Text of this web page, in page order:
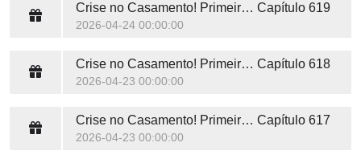
Crise no Casamento! Primeiro amor, Fique Longe Capítulo 619
2026-04-24 00:00:00
Crise no Casamento! Primeiro amor, Fique Longe Capítulo 618
2026-04-23 00:00:00
Crise no Casamento! Primeiro amor, Fique Longe Capítulo 617
2026-04-23 00:00:00